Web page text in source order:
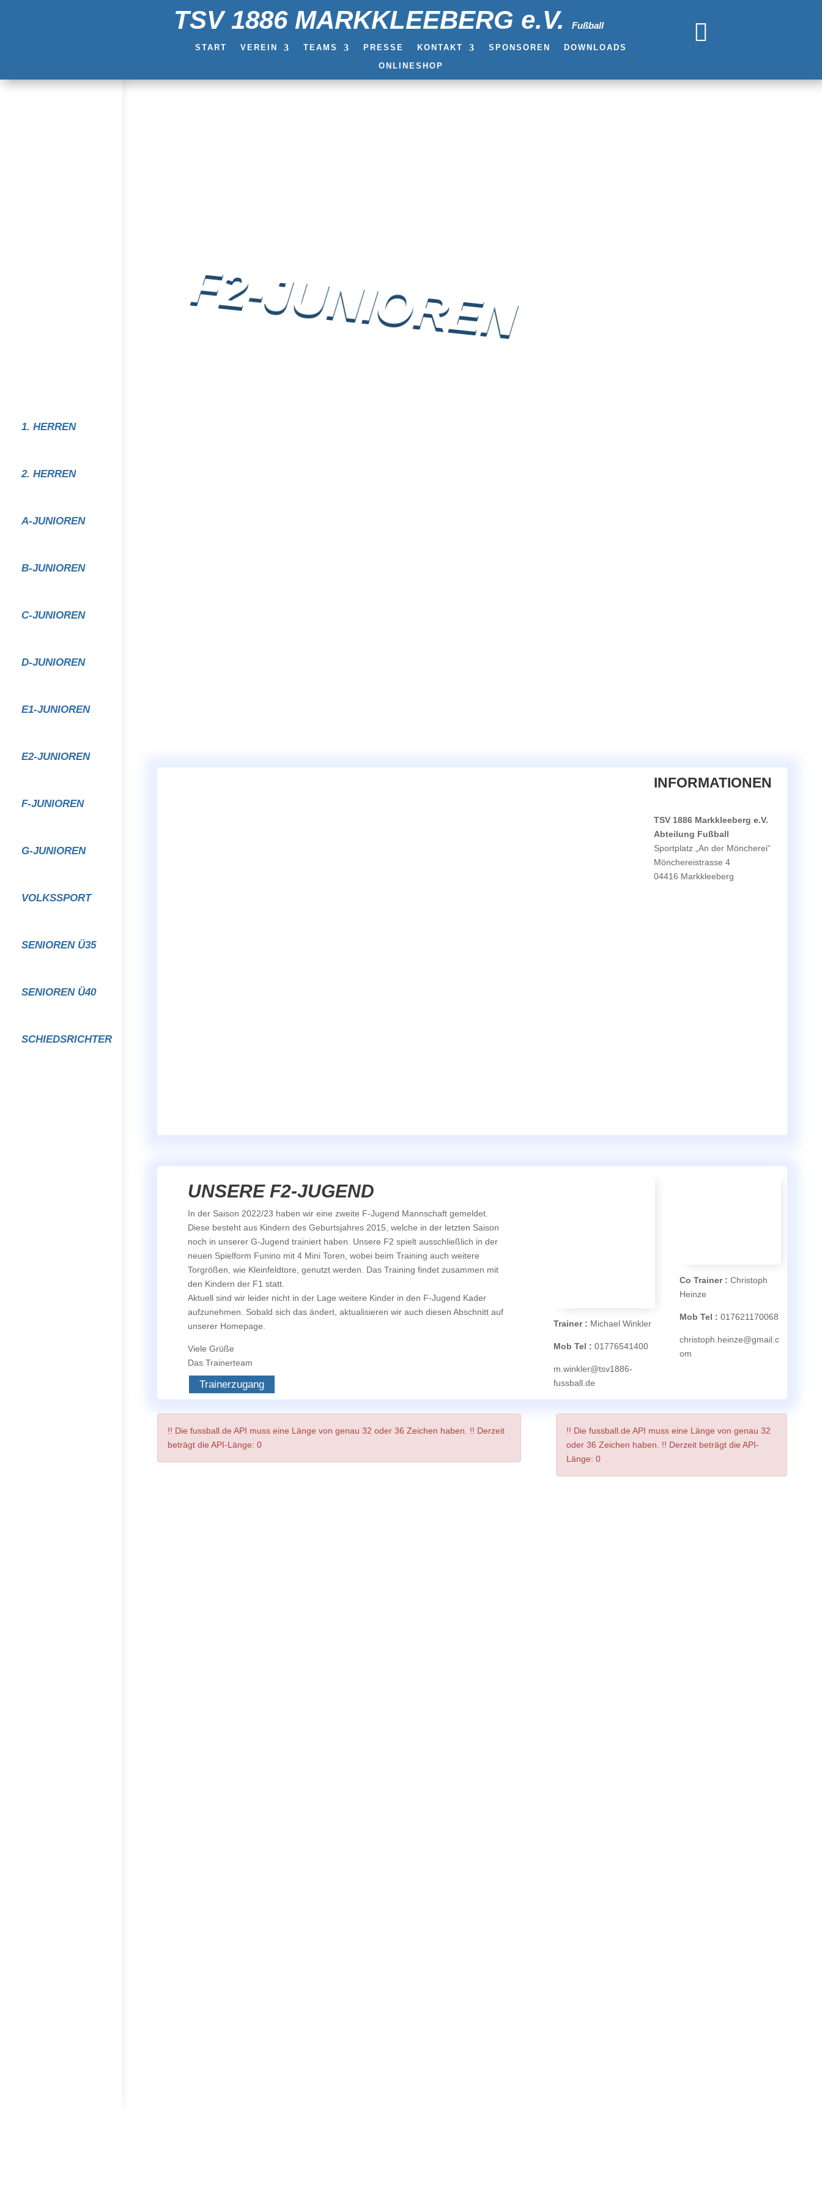
TSV 1886 MARKKLEEBERG e.V. Fußball
START VEREIN TEAMS PRESSE KONTAKT SPONSOREN
DOWNLOADS
ONLINESHOP

1. HERREN
2. HERREN
A-JUNIOREN
B-JUNIOREN
C-JUNIOREN
D-JUNIOREN
E1-JUNIOREN
E2-JUNIOREN
F-JUNIOREN
G-JUNIOREN
VOLKSSPORT
SENIOREN Ü35
SENIOREN Ü40
SCHIEDSRICHTER
F2-JUNIOREN
INFORMATIONEN
TSV 1886 Markkleeberg e.V.
Abteilung Fußball
Sportplatz „An der Möncherei“
Mönchereistrasse 4
04416 Markkleeberg
UNSERE F2-JUGEND
In der Saison 2022/23 haben wir eine zweite F-Jugend Mannschaft gemeldet.
Diese besteht aus Kindern des Geburtsjahres 2015, welche in der letzten Saison
noch in unserer G-Jugend trainiert haben. Unsere F2 spielt ausschließlich in der
neuen Spielform Funino mit 4 Mini Toren, wobei beim Training auch weitere
Torgrößen, wie Kleinfeldtore, genutzt werden. Das Training findet zusammen mit
den Kindern der F1 statt.
Aktuell sind wir leider nicht in der Lage weitere Kinder in den F-Jugend Kader
aufzunehmen. Sobald sich das ändert, aktualisieren wir auch diesen Abschnitt auf
unserer Homepage.
Viele Grüße
Das Trainerteam
Trainerzugang
Trainer : Michael Winkler
Mob Tel : 01776541400
m.winkler@tsv1886-
fussball.de
Co Trainer : Christoph
Heinze
Mob Tel : 017621170068
christoph.heinze@gmail.c
om
!! Die fussball.de API muss eine Länge von genau 32 oder 36 Zeichen haben. !! Derzeit
beträgt die API-Länge: 0
!! Die fussball.de API muss eine Länge von genau 32
oder 36 Zeichen haben. !! Derzeit beträgt die API-
Länge: 0